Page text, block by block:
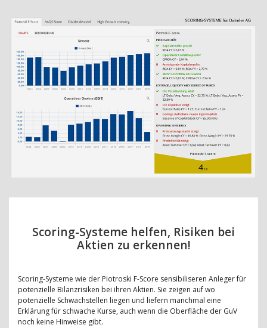
Scoring-Systeme helfen, Risiken bei
Aktien zu erkennen!
Scoring-Systeme wie der Piotroski F-Score sensibiliseren Anleger für
potenzielle Bilanzrisiken bei ihren Aktien. Sie zeigen auf wo
potenzielle Schwachstellen liegen und liefern manchmal eine
Erklärung für schwache Kurse, auch wenn die Oberfläche der GuV
noch keine Hinweise gibt.